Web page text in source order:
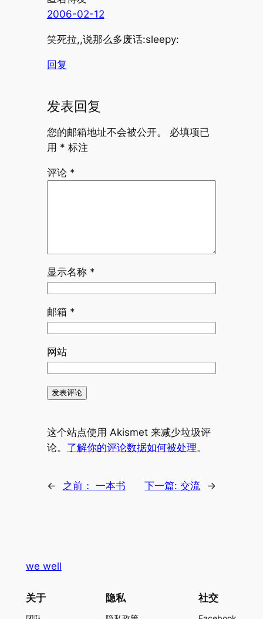
2006-02-12
笑死拉,,说那么多废话:sleepy:
回复
发表回复
您的邮箱地址不会被公开。
必填项已
用 * 标注
评论 *
显示名称 *
邮箱 *
网站
这个站点使用 Akismet 来减少垃圾评
论。 了解你的评论数据如何被处理。
← 之前： 一本书 下一篇:交流 →
we well
关于 隐私 社交